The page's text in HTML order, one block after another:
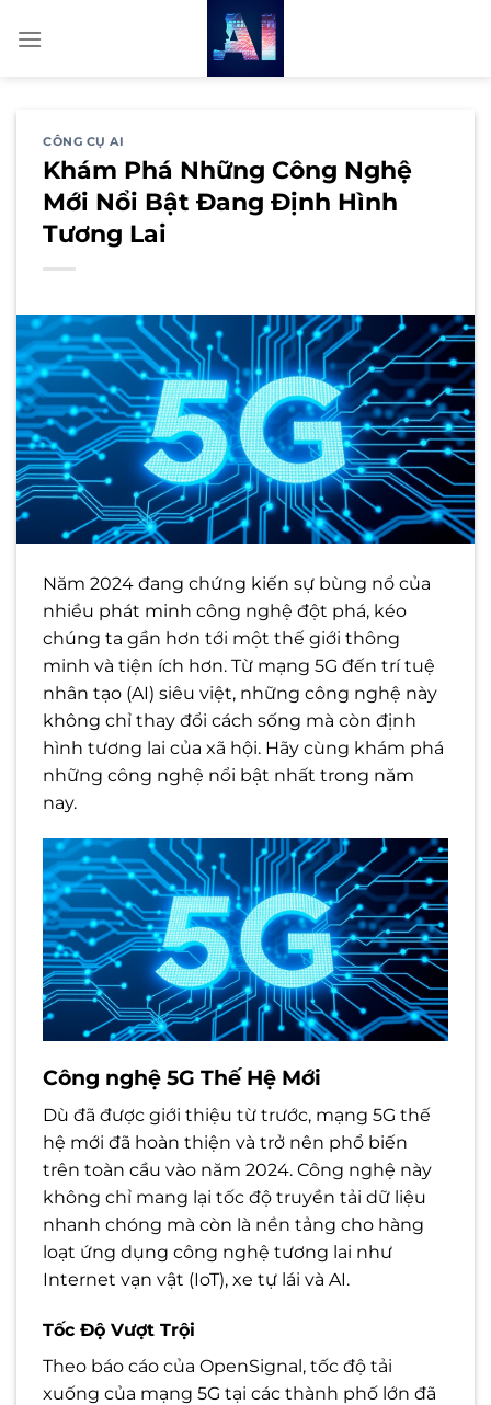
qua
CÔNG CỤ AI
Khám Phá Những Công Nghệ
Mới Nổi Bật Đang Định Hình
Tương Lai
Năm 2024 đang chứng kiến sự bùng nổ của
nhiều phát minh công nghệ đột phá, kéo
chúng ta gần hơn tới một thế giới thông
minh và tiện ích hơn. Từ mạng 5G đến trí tuệ
nhân tạo (AI) siêu việt, những công nghệ này
không chỉ thay đổi cách sống mà còn định
hình tương lai của xã hội. Hãy cùng khám phá
những công nghệ nổi bật nhất trong năm
nay.
Công nghệ 5G Thế Hệ Mới
Dù đã được giới thiệu từ trước, mạng 5G thế
hệ mới đã hoàn thiện và trở nên phổ biến
trên toàn cầu vào năm 2024. Công nghệ này
không chỉ mang lại tốc độ truyền tải dữ liệu
nhanh chóng mà còn là nền tảng cho hàng
loạt ứng dụng công nghệ tương lai như
Internet vạn vật (IoT), xe tự lái và AI.
Tốc Độ Vượt Trội
Theo báo cáo của OpenSignal, tốc độ tải
xuống của mạng 5G tại các thành phố lớn đã